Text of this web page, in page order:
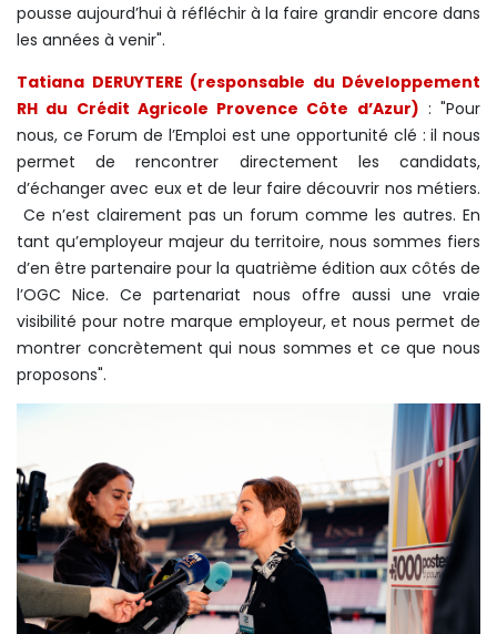
pousse aujourd’hui à réfléchir à la faire grandir encore dans
les années à venir".
Tatiana DERUYTERE (responsable du Développement
RH du Crédit Agricole Provence Côte d’Azur) : "Pour
nous, ce Forum de l’Emploi est une opportunité clé : il nous
permet de rencontrer directement les candidats,
d’échanger avec eux et de leur faire découvrir nos métiers.
Ce n’est clairement pas un forum comme les autres. En
tant qu’employeur majeur du territoire, nous sommes fiers
d’en être partenaire pour la quatrième édition aux côtés de
l’OGC Nice. Ce partenariat nous offre aussi une vraie
visibilité pour notre marque employeur, et nous permet de
montrer concrètement qui nous sommes et ce que nous
proposons".